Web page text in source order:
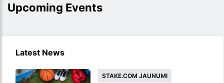
Upcoming Events
Latest News
STAKE.COM JAUNUMI